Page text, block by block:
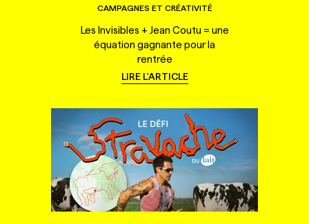
CAMPAGNES ET CRÉATIVITÉ
Les Invisibles + Jean Coutu = une
équation gagnante pour la
rentrée
LIRE L'ARTICLE